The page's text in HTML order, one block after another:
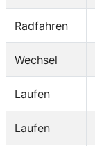
Radfahren
Wechsel
Laufen
Laufen